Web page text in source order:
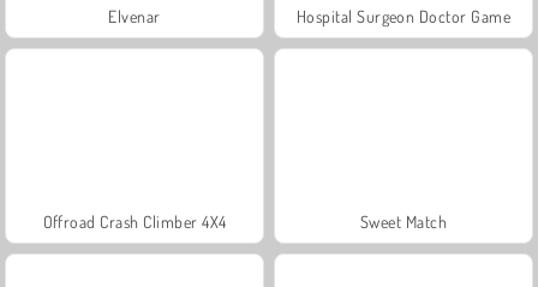
Elvenar Hospital Surgeon Doctor Game
Offroad Crash Climber 4X4 Sweet Match